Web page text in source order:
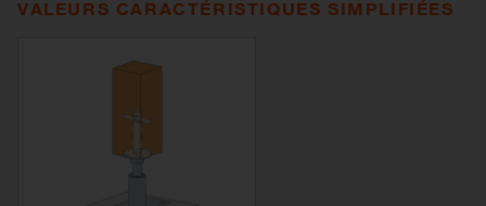
VALEURS CARACTÉRISTIQUES SIMPLIFIÉES